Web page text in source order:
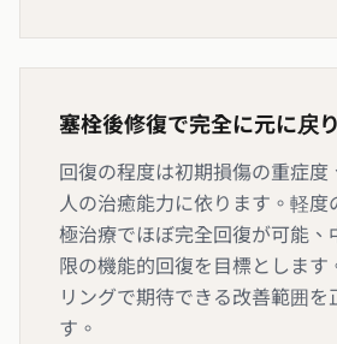
塞栓後修復で完全に元に戻
回復の程度は初期損傷の重症度
人の治癒能力に依ります。軽度
極治療でほぼ完全回復が可能、
限の機能的回復を目標とします
リングで期待できる改善範囲を
す。